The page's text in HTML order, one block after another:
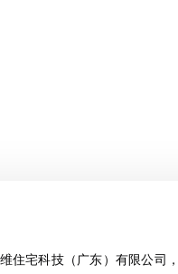
住宅科技（广东）有限公司